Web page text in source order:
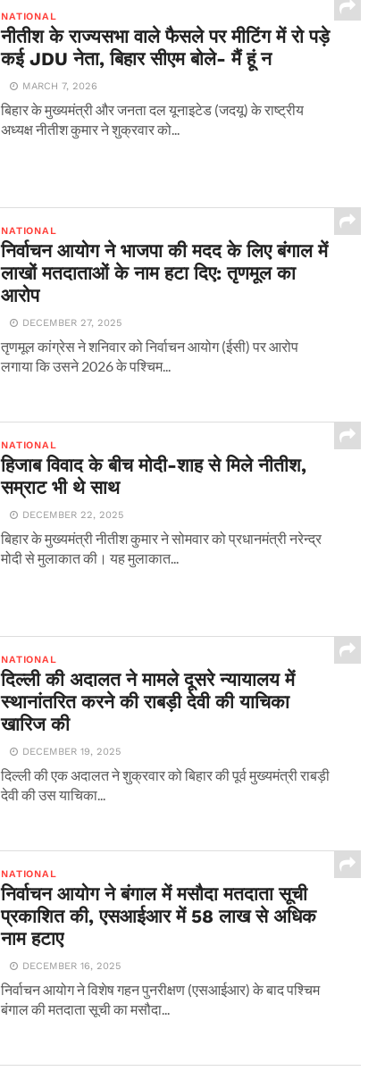
NATIONAL
नीतीश के राज्यसभा वाले फैसले पर मीटिंग में रो पड़े
कई JDU नेता, बिहार सीएम बोले- मैं हूं न
MARCH 7, 2026
बिहार के मुख्यमंत्री और जनता दल यूनाइटेड (जदयू) के राष्ट्रीय
अध्यक्ष नीतीश कुमार ने शुक्रवार को...
NATIONAL
निर्वाचन आयोग ने भाजपा की मदद के लिए बंगाल में
लाखों मतदाताओं के नाम हटा दिए: तृणमूल का
आरोप
DECEMBER 27, 2025
तृणमूल कांग्रेस ने शनिवार को निर्वाचन आयोग (ईसी) पर आरोप
लगाया कि उसने 2026 के पश्चिम...
NATIONAL
हिजाब विवाद के बीच मोदी-शाह से मिले नीतीश,
सम्राट भी थे साथ
DECEMBER 22, 2025
बिहार के मुख्यमंत्री नीतीश कुमार ने सोमवार को प्रधानमंत्री नरेन्द्र
मोदी से मुलाकात की। यह मुलाकात...
NATIONAL
दिल्ली की अदालत ने मामले दूसरे न्यायालय में
स्थानांतरित करने की राबड़ी देवी की याचिका
खारिज की
DECEMBER 19, 2025
दिल्ली की एक अदालत ने शुक्रवार को बिहार की पूर्व मुख्यमंत्री राबड़ी
देवी की उस याचिका...
NATIONAL
निर्वाचन आयोग ने बंगाल में मसौदा मतदाता सूची
प्रकाशित की, एसआईआर में 58 लाख से अधिक
नाम हटाए
DECEMBER 16, 2025
निर्वाचन आयोग ने विशेष गहन पुनरीक्षण (एसआईआर) के बाद पश्चिम
बंगाल की मतदाता सूची का मसौदा...